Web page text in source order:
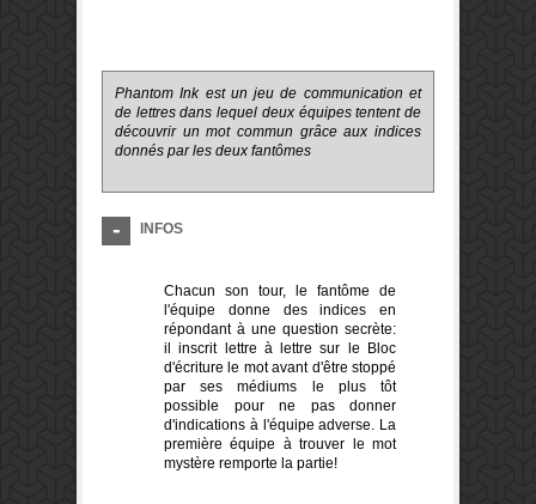
Phantom Ink est un jeu de communication et
de lettres dans lequel deux équipes tentent de
découvrir un mot commun grâce aux indices
donnés par les deux fantômes
INFOS
Chacun son tour, le fantôme de
l'équipe donne des indices en
répondant à une question secrète:
il inscrit lettre à lettre sur le Bloc
d'écriture le mot avant d'être stoppé
par ses médiums le plus tôt
possible pour ne pas donner
d'indications à l'équipe adverse. La
première équipe à trouver le mot
mystère remporte la partie!